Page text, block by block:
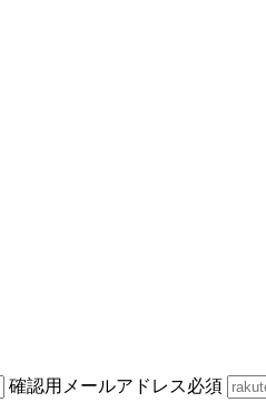
確認用メールアドレス必須